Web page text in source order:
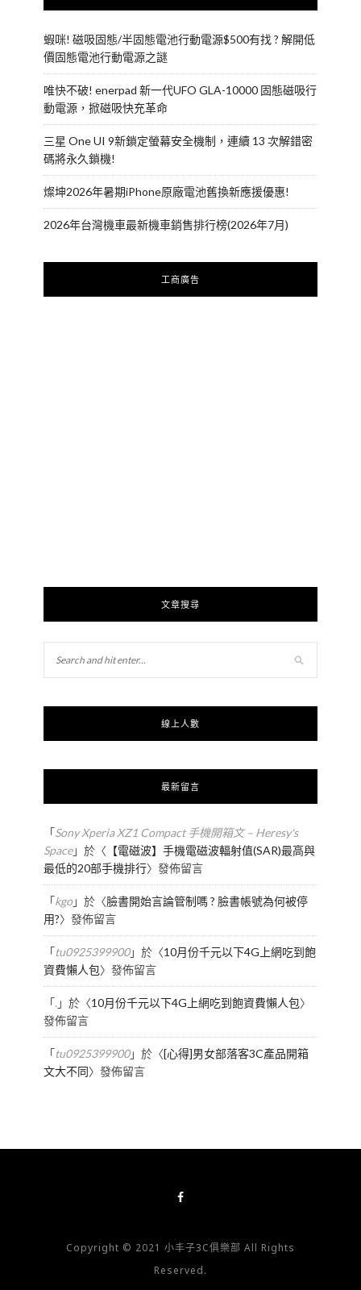
蝦咪! 磁吸固態/半固態電池行動電源$500有找 ? 解開低
價固態電池行動電源之謎
唯快不破! enerpad 新一代UFO GLA-10000 固態磁吸行
動電源，掀磁吸快充革命
三星 One UI 9新鎖定螢幕安全機制，連續 13 次解錯密
碼將永久鎖機!
燦坤2026年暑期iPhone原廠電池舊換新應援優惠!
2026年台灣機車最新機車銷售排行榜(2026年7月)
工商廣告
文章搜尋
線上人數
最新留言
「Sony Xperia XZ1 Compact 手機開箱文 – Heresy's
Space」於〈 【電磁波】手機電磁波輻射值(SAR)最高與
最低的20部手機排行〉發佈留言
「kgo」於〈臉書開始言論管制嗎 ? 臉書帳號為何被停
用?〉發佈留言
「tu0925399900」於〈10月份千元以下4G上網吃到飽
資費懶人包〉發佈留言
「.」於〈10月份千元以下4G上網吃到飽資費懶人包〉
發佈留言
「tu0925399900」於〈[心得]男女部落客3C產品開箱
文大不同〉發佈留言
Copyright © 2021 小丰子3C俱樂部 All Rights
Reserved.